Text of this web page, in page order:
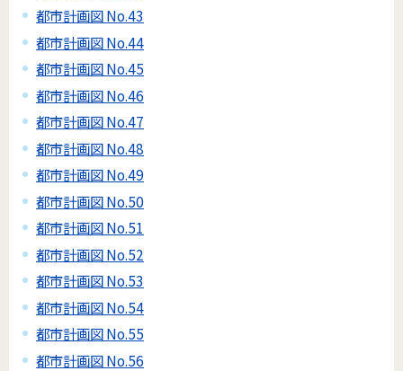
都市計画図 No.43
都市計画図 No.44
都市計画図 No.45
都市計画図 No.46
都市計画図 No.47
都市計画図 No.48
都市計画図 No.49
都市計画図 No.50
都市計画図 No.51
都市計画図 No.52
都市計画図 No.53
都市計画図 No.54
都市計画図 No.55
都市計画図 No.56